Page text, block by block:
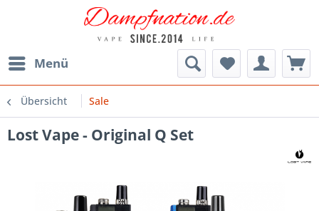
Menü
Übersicht Sale
Lost Vape - Original Q Set